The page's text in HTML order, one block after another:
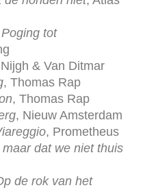
Poging tot
& Van Ditmar
, Thomas Rap
, Thomas Rap
, Nieuw Amsterdam
, Prometheus
dat we niet thuis
de rok van het